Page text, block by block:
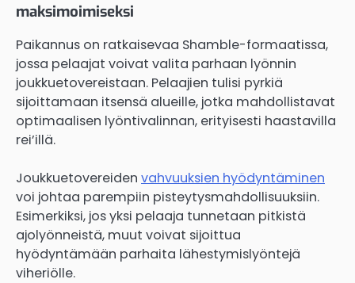
maksimoimiseksi
Paikannus on ratkaisevaa Shamble-formaatissa,
jossa pelaajat voivat valita parhaan lyönnin
joukkuetovereistaan. Pelaajien tulisi pyrkiä
sijoittamaan itsensä alueille, jotka mahdollistavat
optimaalisen lyöntivalinnan, erityisesti haastavilla
rei’illä.
Joukkuetovereiden vahvuuksien hyödyntäminen
voi johtaa parempiin pisteytysmahdollisuuksiin.
Esimerkiksi, jos yksi pelaaja tunnetaan pitkistä
ajolyönneistä, muut voivat sijoittua
hyödyntämään parhaita lähestymislyöntejä
viheriölle.